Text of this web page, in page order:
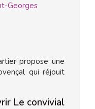
Georges
propose une
qui réjouit
Le convivial